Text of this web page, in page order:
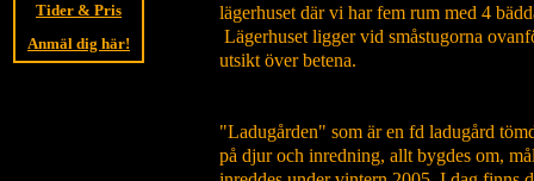
lägerhuset där vi har fem rum med 4
Lägerhuset ligger vid småstugorna
utsikt över betena.
"Ladugården" som är en fd ladugård
på djur och inredning, allt bygdes om,
Tider & Pris
Anmäl dig här!